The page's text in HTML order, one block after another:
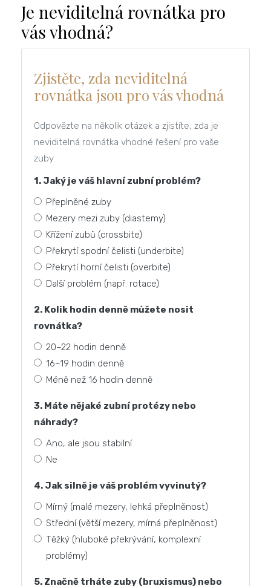
Je neviditelná rovnátka pro
vás vhodná?
Zjistěte, zda neviditelná
rovnátka jsou pro vás vhodná
Odpovězte na několik otázek a zjistíte, zda je
neviditelná rovnátka vhodné řešení pro vaše
zuby.
1. Jaký je váš hlavní zubní problém?
Přeplněné zuby
Mezery mezi zuby (diastemy)
Křížení zubů (crossbite)
Překrytí spodní čelisti (underbite)
Překrytí horní čelisti (overbite)
Další problém (např. rotace)
2. Kolik hodin denně můžete nosit
rovnátka?
20–22 hodin denně
16–19 hodin denně
Méně než 16 hodin denně
3. Máte nějaké zubní protézy nebo
náhrady?
Ano, ale jsou stabilní
Ne
4. Jak silně je váš problém vyvinutý?
Mírný (malé mezery, lehká přeplněnost)
Střední (větší mezery, mírná přeplněnost)
Těžký (hluboké překrývání, komplexní
problémy)
5. Značně trháte zuby (bruxismus) nebo